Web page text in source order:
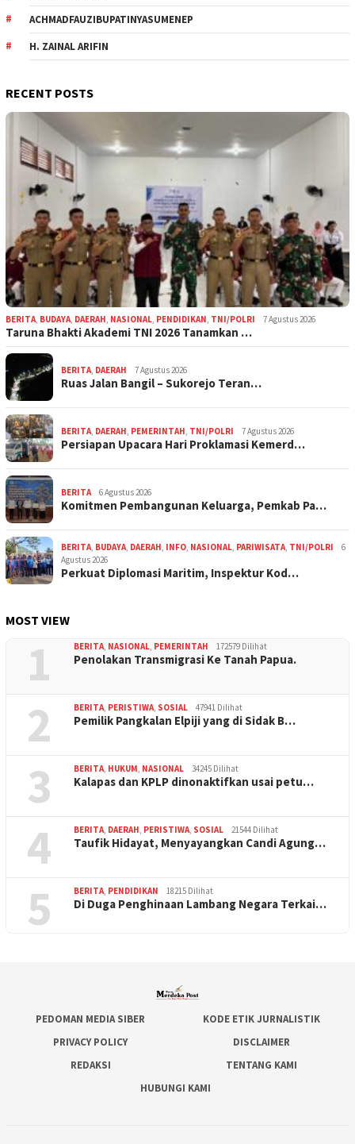
ACHMADFAUZIBUPATINYASUMENEP
H. ZAINAL ARIFIN
RECENT POSTS
BERITA BUDAYA DAERAH NASIONAL PENDIDIKAN TNI/POLRI 7 Agustus 2026
Taruna Bhakti Akademi TNI 2026 Tanamkan …
BERITA DAERAH 7 Agustus 2026
Ruas Jalan Bangil – Sukorejo Teran…
BERITA DAERAH PEMERINTAH TNI/POLRI 7 Agustus 2026
Persiapan Upacara Hari Proklamasi Kemerd…
BERITA 6 Agustus 2026
Komitmen Pembangunan Keluarga, Pemkab Pa…
BERITA BUDAYA DAERAH INFO NASIONAL PARIWISATA TNI/POLRI
6
Agustus 2026
Perkuat Diplomasi Maritim, Inspektur Kod…
MOST VIEW
1 BERITA NASIONAL PEMERINTAH 172579 Dilihat
Penolakan Transmigrasi Ke Tanah Papua.
2 BERITA PERISTIWA SOSIAL 47941 Dilihat
Pemilik Pangkalan Elpiji yang di Sidak B…
3 BERITA HUKUM NASIONAL 34245 Dilihat
Kalapas dan KPLP dinonaktifkan usai petu…
4 BERITA DAERAH PERISTIWA SOSIAL 21544 Dilihat
Taufik Hidayat, Menyayangkan Candi Agung…
5 BERITA PENDIDIKAN 18215 Dilihat
Di Duga Penghinaan Lambang Negara Terkai…
PEDOMAN MEDIA SIBER
KODE ETIK JURNALISTIK
PRIVACY POLICY
DISCLAIMER
REDAKSI
TENTANG KAMI
HUBUNGI KAMI